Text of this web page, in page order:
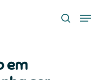
search
Menu
em